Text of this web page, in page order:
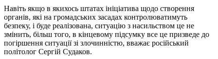
Навіть якщо в якихось штатах ініціатива щодо створення
органів, які на громадських засадах контролюватимуть
безпеку, і буде реалізована, ситуацію з насильством це не
змінить, більш того, в кінцевому підсумку все це призведе до
погіршення ситуації зі злочинністю, вважає російський
політолог Сергій Судаков.